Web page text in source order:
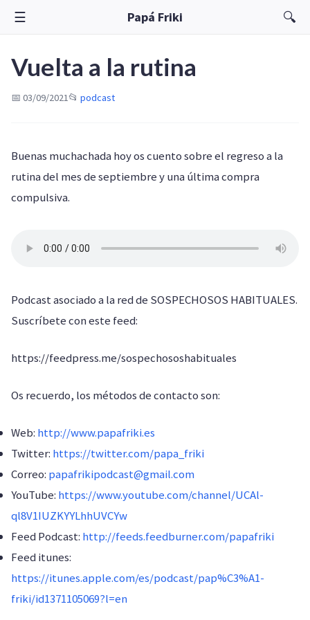
☰ Papá Friki 🔍
Vuelta a la rutina
📅 03/09/2021📂 podcast
Buenas muchachada hoy os cuento sobre el regreso a la
rutina del mes de septiembre y una última compra
compulsiva.
Podcast asociado a la red de SOSPECHOSOS HABITUALES.
Suscríbete con este feed:
https://feedpress.me/sospechososhabituales
Os recuerdo, los métodos de contacto son:
Web: http://www.papafriki.es
Twitter: https://twitter.com/papa_friki
Correo: papafrikipodcast@gmail.com
YouTube: https://www.youtube.com/channel/UCAl-
ql8V1IUZKYYLhhUVCYw
Feed Podcast: http://feeds.feedburner.com/papafriki
Feed itunes:
https://itunes.apple.com/es/podcast/pap%C3%A1-
friki/id1371105069?l=en